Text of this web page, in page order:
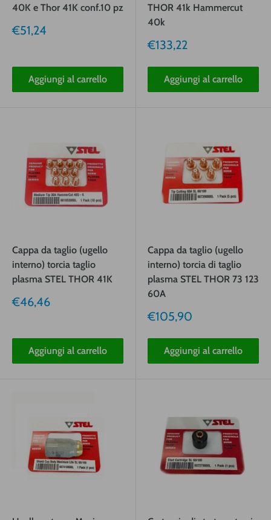
40K e Thor 41K conf.10 pz
Prezzo
€51,24
Aggiungi al carrello
THOR 41k Hammercut
40k
Prezzo
€133,22
Aggiungi al carrello
Cappa da taglio (ugello
interno) torcia taglio
plasma STEL THOR 41K
Prezzo
€46,46
Aggiungi al carrello
Cappa da taglio (ugello
interno) torcia di taglio
plasma STEL THOR 73 123
60A
Prezzo
€105,90
Aggiungi al carrello